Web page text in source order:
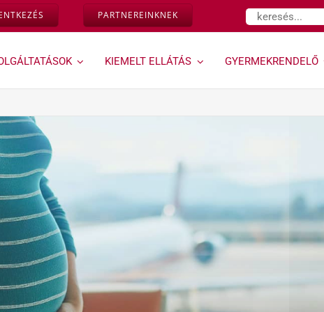
PARTNEREINKNEK Keresés...
magzati
diagnosztika »
Down-szűrés és egyéb
magzati genetikai
rendellenességek
vizsgálata az első
trimeszterben
Kombinált teszt
Ultrahangos
vizsgálataink
Magzati és
várandósság alatti
gyermekrendelő
szolgáltatásaihoz
KIEMELT ELLÁTÁS GYERMEKRENDELŐ